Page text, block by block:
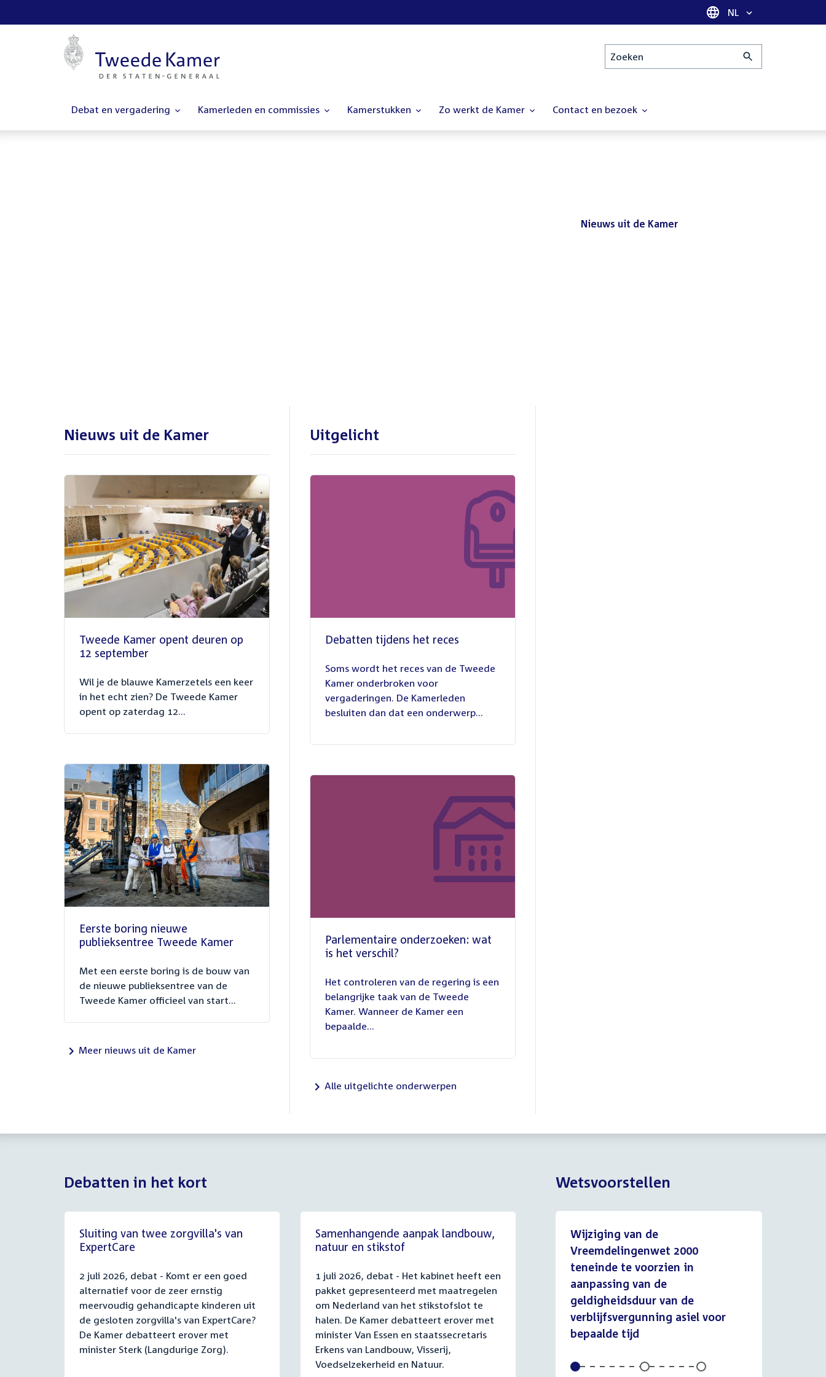
Taal selectie
NL
Zoeken
Debat en vergadering Kamerleden en commissies Kamerstukken Zo werkt de Kamer Contact en bezoek
Nieuws uit de Kamer
Nieuws uit de Kamer
Tweede Kamer opent deuren op
12 september
Wil je de blauwe Kamerzetels een keer
in het echt zien? De Tweede Kamer
opent op zaterdag 12...
Eerste boring nieuwe
publieksentree Tweede Kamer
Met een eerste boring is de bouw van
de nieuwe publieksentree van de
Tweede Kamer officieel van start...
Meer nieuws uit de Kamer
Uitgelicht
Debatten tijdens het reces
juli
2026
Soms wordt het reces van de Tweede
Kamer onderbroken voor
vergaderingen. De Kamerleden
besluiten dan dat een onderwerp...
Parlementaire onderzoeken: wat
is het verschil?
juli
2026
Het controleren van de regering is een
belangrijke taak van de Tweede
Kamer. Wanneer de Kamer een
bepaalde...
Alle uitgelichte onderwerpen
Debatten in het kort
Sluiting van twee zorgvilla's van
ExpertCare
2 juli 2026, debat - Komt er een goed
alternatief voor de zeer ernstig
meervoudig gehandicapte kinderen uit
de gesloten zorgvilla's van ExpertCare?
De Kamer debatteert erover met
minister Sterk (Langdurige Zorg).
Samenhangende aanpak landbouw,
natuur en stikstof
1 juli 2026, debat - Het kabinet heeft een
pakket gepresenteerd met maatregelen
om Nederland van het stikstofslot te
halen. De Kamer debatteert erover met
minister Van Essen en staatssecretaris
Erkens van Landbouw, Visserij,
Voedselzekerheid en Natuur.
Wetsvoorstellen
Wijziging van de
Vreemdelingenwet 2000
teneinde te voorzien in
aanpassing van de
geldigheidsduur van de
verblijfsvergunning asiel voor
bepaalde tijd